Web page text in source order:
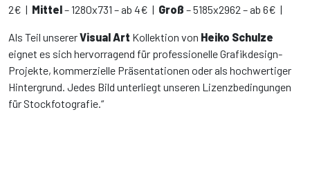
2€ | Mittel– 1280x731 – ab 4€ | Groß – 5185x2962 – ab 6€ |
Als Teil unsererVisual Art Kollektion von Heiko Schulze
eignet es sich hervorragend für professionelle Grafikdesign-
Projekte, kommerzielle Präsentationen oder als hochwertiger
Hintergrund. Jedes Bild unterliegt unseren Lizenzbedingungen
für Stockfotografie.“